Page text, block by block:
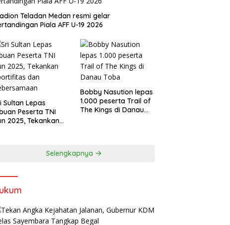
Teladan Medan resmi gelar
Piala AFF U-19 2026
Sultan Lepas
Peserta TNI
2025, Tekankan
Bobby Nasution lepas
1.000 peserta Trail of
The Kings di Danau
Selengkapnya